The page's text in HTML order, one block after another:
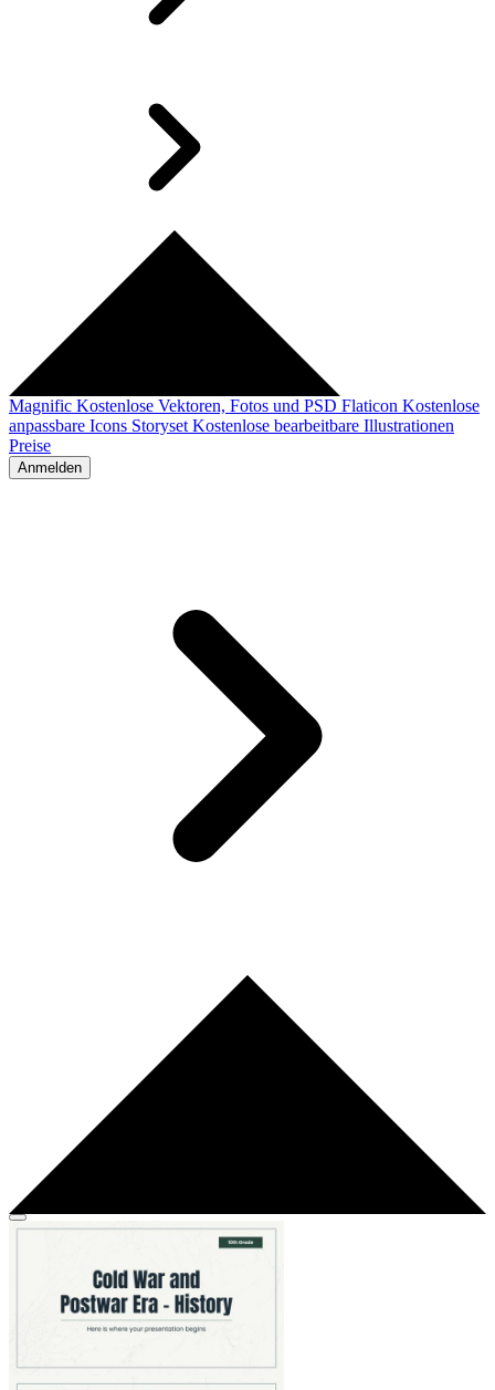
Magnific Kostenlose Vektoren, Fotos und PSD Flaticon Kostenlose
anpassbare Icons Storyset Kostenlose bearbeitbare Illustrationen
Preise
Anmelden